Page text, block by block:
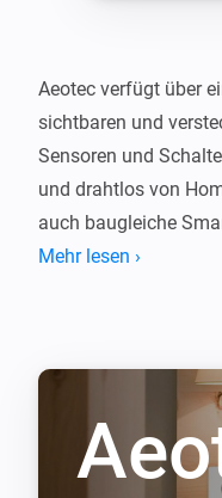
Aeotec verfügt über
sichtbaren und
Sensoren und
und drahtlos von
auch baugleiche
Mehr lesen ›